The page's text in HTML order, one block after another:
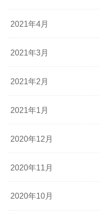
2021年4月
2021年3月
2021年2月
2021年1月
2020年12月
2020年11月
2020年10月